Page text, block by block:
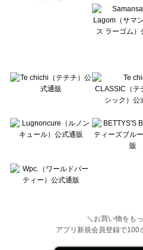
＼お買い物をも
アプリ新規会員登録で100